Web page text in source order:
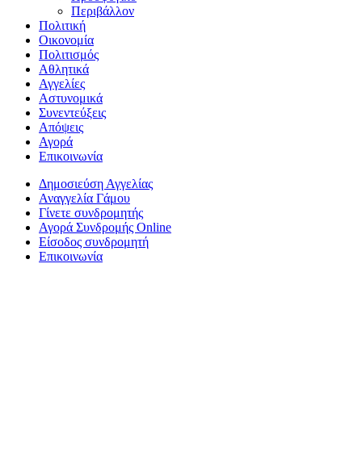
Περιβάλλον
Πολιτική
Οικονομία
Πολιτισμός
Αθλητικά
Αγγελίες
Αστυνομικά
Συνεντεύξεις
Απόψεις
Αγορά
Επικοινωνία
Δημοσιεύση Αγγελίας
Αναγγελία Γάμου
Γίνετε συνδρομητής
Αγορά Συνδρομής Online
Είσοδος συνδρομητή
Επικοινωνία